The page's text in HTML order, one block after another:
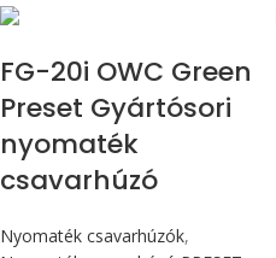
FG-20i OWC Green
Preset Gyártósori
nyomaték
csavarhúzó
Nyomaték csavarhúzók,